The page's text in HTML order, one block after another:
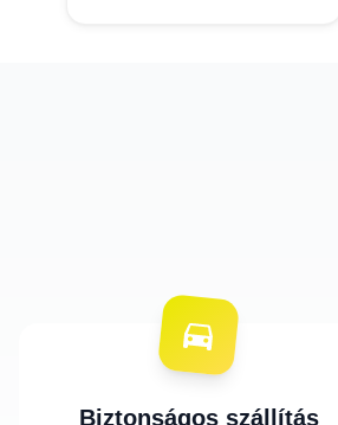
Biztonságos szállítás